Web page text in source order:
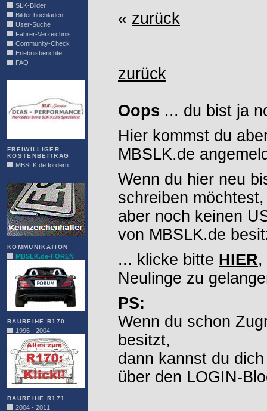
SLK-Bilder
Bilder hochladen
User-Suche
Fahrer-Verzeichnis
Community-Check
Erlebnisberichte
FAQ
FREIWILLIGER
KOSTENBEITRAG
MBSLK.de fördern
KOMMUNIKATION
MBSLK.de-FOREN
BAUREIHE R170
1996 - 2004
BAUREIHE R171
2004 - 2011
« zurück
zurück
Oops ... du bist ja
Hier kommst du
MBSLK.de
Wenn du hier neu
schreiben möchtest,
aber noch keinen
von MBSLK.de
... klicke bitte HIER,
Neulinge zu
PS:
Wenn du schon
besitzt,
dann kannst du
über den LOGIN-